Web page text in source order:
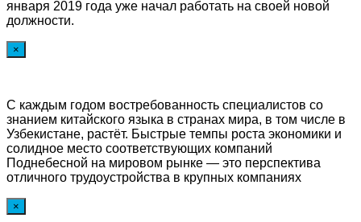
января 2019 года уже начал работать на своей новой
должности.
×
С каждым годом востребованность специалистов со
знанием китайского языка в странах мира, в том числе в
Узбекистане, растёт. Быстрые темпы роста экономики и
солидное место соответствующих компаний
Поднебесной на мировом рынке — это перспектива
отличного трудоустройства в крупных компаниях
×